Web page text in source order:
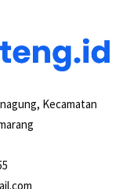
Kecamatan